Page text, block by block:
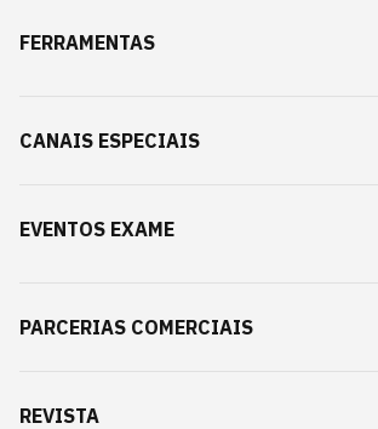
FERRAMENTAS
CANAIS ESPECIAIS
EVENTOS EXAME
PARCERIAS COMERCIAIS
REVISTA